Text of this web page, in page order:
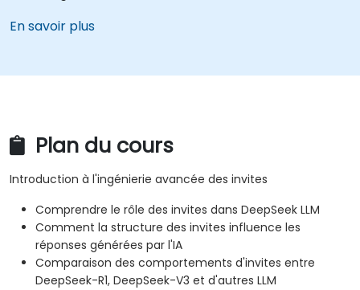
En savoir plus
Plan du cours
Introduction à l'ingénierie avancée des invites
Comprendre le rôle des invites dans DeepSeek LLM
Comment la structure des invites influence les
réponses générées par l'IA
Comparaison des comportements d'invites entre
DeepSeek-R1, DeepSeek-V3 et d'autres LLM